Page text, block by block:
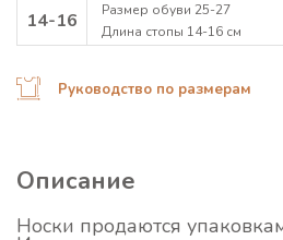
14-16
Размер обуви 25-27
Длина стопы 14-16 см
Руководство по размерам
Описание
Носки продаются